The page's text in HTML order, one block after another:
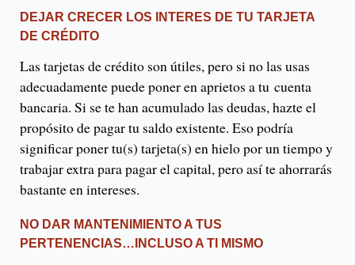
DEJAR CRECER LOS INTERES DE TU TARJETA
DE CRÉDITO
Las tarjetas de crédito son útiles, pero si no las usas
adecuadamente puede poner en aprietos a tu cuenta
bancaria. Si se te han acumulado las deudas, hazte el
propósito de pagar tu saldo existente. Eso podría
significar poner tu(s) tarjeta(s) en hielo por un tiempo y
trabajar extra para pagar el capital, pero así te ahorrarás
bastante en intereses.
NO DAR MANTENIMIENTO A TUS
PERTENENCIAS…INCLUSO A TI MISMO